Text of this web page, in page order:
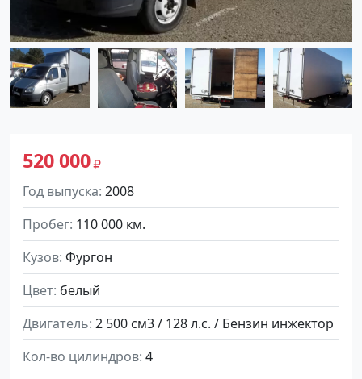
520 000
Год выпуска 2008
Пробег 110 000 км.
Кузов Фургон
Цвет белый
Двигатель 2 500 см3 / 128 л.с. / Бензин инжектор
Кол-во цилиндров 4